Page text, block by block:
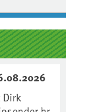
Dirk